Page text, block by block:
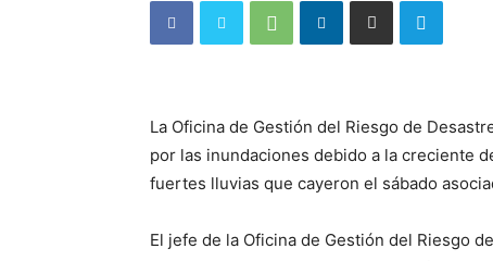
La Oficina de Gestión del Riesgo de
por las inundaciones debido a la creciente
fuertes lluvias que cayeron el sábado
El jefe de la Oficina de Gestión del Riesgo